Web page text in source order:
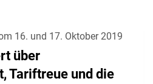
16. und 17. Oktober 2019
über
Tariftreue und die